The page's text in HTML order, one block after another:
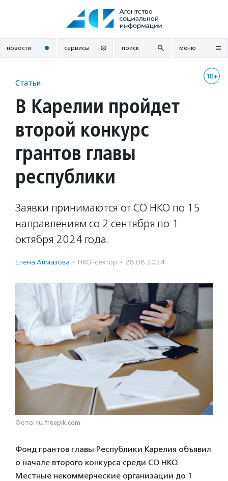
новости сервисы поиск меню
18+
Статьи
В Карелии пройдет
второй конкурс
грантов главы
республики
Заявки принимаются от СО НКО по 15
направлениям со 2 сентября по 1
октября 2024 года.
Елена Алмазова · НКО-сектор · 28.08.2024
Фото: ru.freepik.com
Фонд грантов главы Республики Карелия объявил
о начале второго конкурса среди СО НКО.
Местные некоммерческие организации до 1